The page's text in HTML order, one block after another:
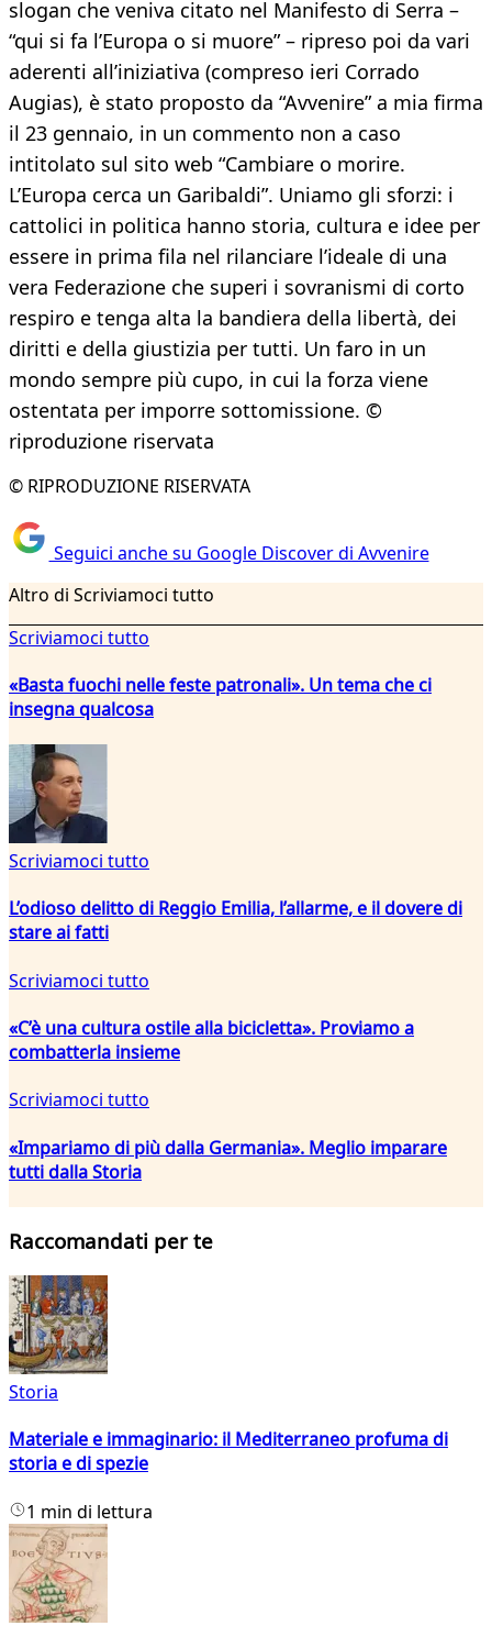
slogan che veniva citato nel Manifesto di Serra –
“qui si fa l’Europa o si muore” – ripreso poi da vari
aderenti all’iniziativa (compreso ieri Corrado
Augias), è stato proposto da “Avvenire” a mia firma
il 23 gennaio, in un commento non a caso
intitolato sul sito web “Cambiare o morire.
L’Europa cerca un Garibaldi”. Uniamo gli sforzi: i
cattolici in politica hanno storia, cultura e idee per
essere in prima fila nel rilanciare l’ideale di una
vera Federazione che superi i sovranismi di corto
respiro e tenga alta la bandiera della libertà, dei
diritti e della giustizia per tutti. Un faro in un
mondo sempre più cupo, in cui la forza viene
ostentata per imporre sottomissione. ©
riproduzione riservata
© RIPRODUZIONE RISERVATA
Seguici anche su Google Discover di Avvenire
Altro di Scriviamoci tutto
Scriviamoci tutto
«Basta fuochi nelle feste patronali». Un tema che ci
insegna qualcosa
Scriviamoci tutto
L’odioso delitto di Reggio Emilia, l’allarme, e il dovere di
stare ai fatti
Scriviamoci tutto
«C’è una cultura ostile alla bicicletta». Proviamo a
combatterla insieme
Scriviamoci tutto
«Impariamo di più dalla Germania». Meglio imparare
tutti dalla Storia
Raccomandati per te
Storia
Materiale e immaginario: il Mediterraneo profuma di
storia e di spezie
1 min di lettura